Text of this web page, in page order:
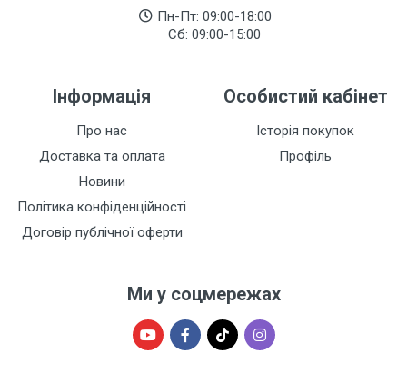
Пн-Пт: 09:00-18:00
Сб: 09:00-15:00
Інформація
Про нас
Доставка та оплата
Новини
Політика конфіденційності
Договір публічної оферти
Особистий кабінет
Історія покупок
Профіль
Ми у соцмережах